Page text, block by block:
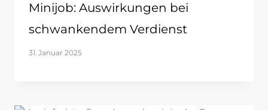
Minijob: Auswirkungen bei
schwankendem Verdienst
31. Januar 2025